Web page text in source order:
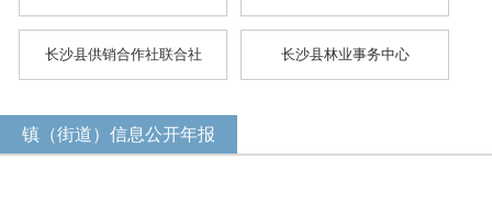
长沙县供销合作社联合社 长沙县林业事务中心
镇（街道）信息公开年报